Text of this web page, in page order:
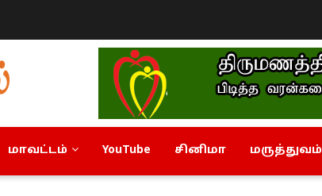
மாவட்டம் YouTube சினிமா மருத்துவம்